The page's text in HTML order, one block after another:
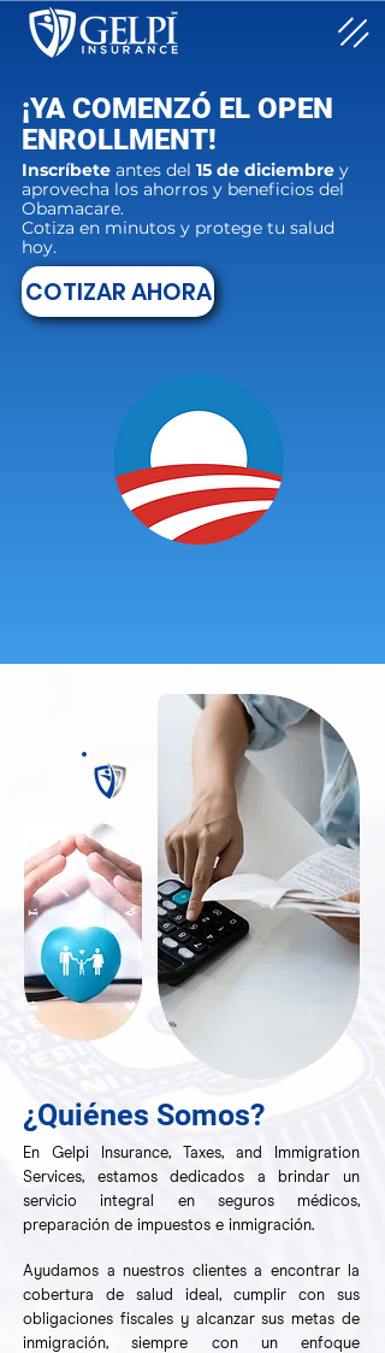
¡YA COMENZÓ EL OPEN
ENROLLMENT!
Inscríbete antes del 15 de diciembre y
aprovecha los ahorros y beneficios del
Obamacare.
Cotiza en minutos y protege tu salud
hoy.
COTIZAR AHORA
¿Quiénes Somos?
En Gelpi Insurance, Taxes, and Immigration
Services, estamos dedicados a brindar un
servicio integral en seguros médicos,
preparación de impuestos e inmigración.
Ayudamos a nuestros clientes a encontrar la
cobertura de salud ideal, cumplir con sus
obligaciones fiscales y alcanzar sus metas de
inmigración, siempre con un enfoque